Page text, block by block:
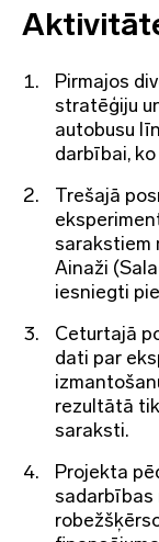
Pirmajos
stratēģiju
autobusu
darbībai,
Trešajā
sarakstiem
Ainaži
iesniegti
Ceturtajā
dati par
rezultātā
saraksti.
Projekta
sadarbības